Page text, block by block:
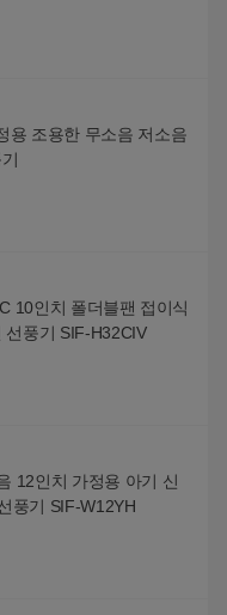
용 조용한 무소음 저소음
10인치 폴더블팬 접이식
선풍기 SIF-H32CIV
12인치 가정용 아기 신
풍기 SIF-W12YH